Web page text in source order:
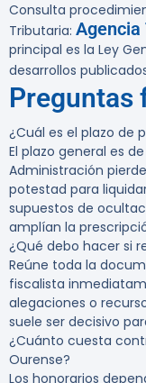
Consulta
Tributaria: Agencia
principal es la Ley
desarrollos
Preguntas
¿Cuál es el plazo de
El plazo general es
Administración
potestad para
supuestos de
amplían la
¿Qué debo hacer si
Reúne toda la
fiscalista
alegaciones o
suele ser decisivo
¿Cuánto cuesta
Ourense?
Los honorarios